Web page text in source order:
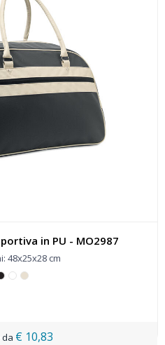
in PU - MO2987
48x25x28 cm
€ 10,83